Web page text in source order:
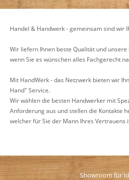
Handel & Handwerk - gemeinsam sind wir
Wir liefern Ihnen beste Qualität und
wenn Sie es wünschen alles Fachgerecht
Mit HandWerk - das Netzwerk bieten wir
Hand" Service.
Wir wählen die besten Handwerker mit
Anforderung aus und stellen die Kontakte
welcher für Sie der Mann Ihres Vertrauens
Showroom für